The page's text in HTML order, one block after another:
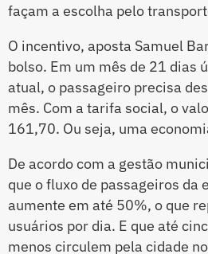
façam a escolha pelo
O incentivo, aposta Samuel
bolso. Em um mês de 21 dias
atual, o passageiro precisa
mês. Com a tarifa social, o
161,70. Ou seja, uma
De acordo com a gestão
que o fluxo de passageiros da
aumente em até 50%, o que
usuários por dia. E que até
menos circulem pela cidade